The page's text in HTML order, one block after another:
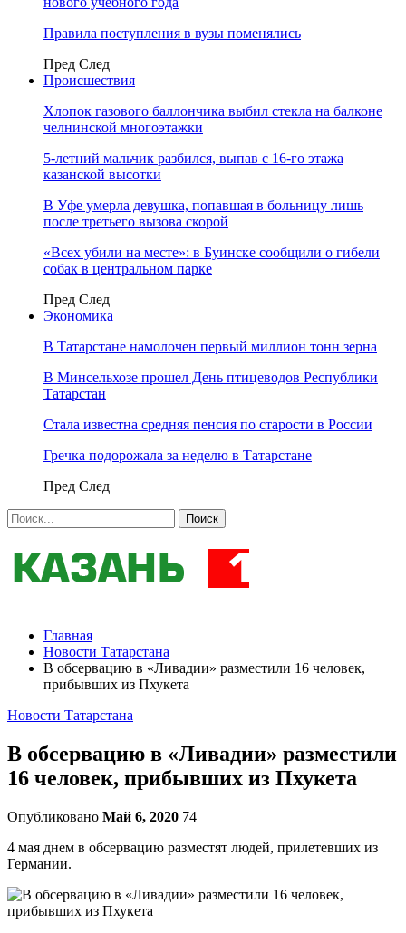
Правила поступления в вузы поменялись
Пред След
Происшествия
Хлопок газового баллончика выбил стекла на балконе
челнинской многоэтажки
5-летний мальчик разбился, выпав с 16-го этажа
казанской высотки
В Уфе умерла девушка, попавшая в больницу лишь
после третьего вызова скорой
«Всех убили на месте»: в Буинске сообщили о гибели
собак в центральном парке
Пред След
Экономика
В Татарстане намолочен первый миллион тонн зерна
В Минсельхозе прошел День птицеводов Республики
Татарстан
Стала известна средняя пенсия по старости в России
Гречка подорожала за неделю в Татарстане
Пред След
Главная
Новости Татарстана
В обсервацию в «Ливадии» разместили 16 человек,
прибывших из Пхукета
Новости Татарстана
В обсервацию в «Ливадии» разместили
16 человек, прибывших из Пхукета
Опубликовано Май 6, 2020 74
4 мая днем в обсервацию разместят людей, прилетевших из
Германии.